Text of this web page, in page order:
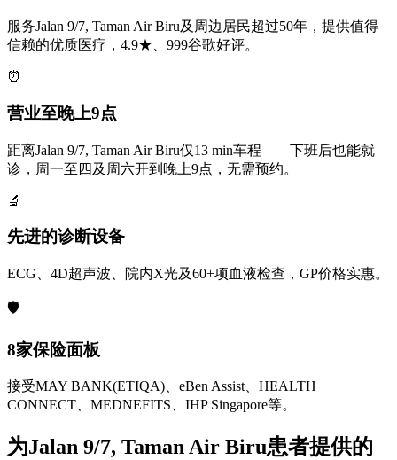
服务Jalan 9/7, Taman Air Biru及周边居民超过50年，提供值得
信赖的优质医疗，4.9★、999谷歌好评。
⏰
营业至晚上9点
距离Jalan 9/7, Taman Air Biru仅13 min车程——下班后也能就
诊，周一至四及周六开到晚上9点，无需预约。
🔬
先进的诊断设备
ECG、4D超声波、院内X光及60+项血液检查，GP价格实惠。
🛡️
8家保险面板
接受MAY BANK(ETIQA)、eBen Assist、HEALTH
CONNECT、MEDNEFITS、IHP Singapore等。
为Jalan 9/7, Taman Air Biru患者提供的